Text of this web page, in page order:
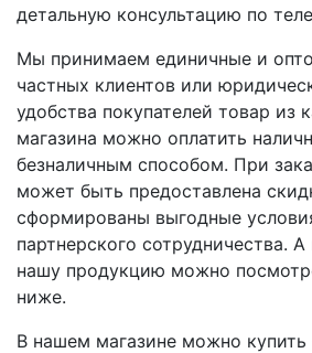
детальную консультацию по
Мы принимаем единичные и
частных клиентов или
удобства покупателей товар из
магазина можно оплатить
безналичным способом. При
может быть предоставлена
сформированы выгодные
партнерского сотрудничества.
нашу продукцию можно
ниже.
В нашем магазине можно купить